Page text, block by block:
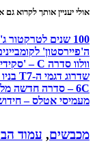
אולי יעניין אותך לקרוא
100 שנים לטרקטור ג'ון דיר
ה'פיירסטון'
וולוו סדרה C – 'סקידים' חדשים
שדרוג דגמי ה-T7 בניו הולנד
6C – סדרה חדשה מלנדיני
מעמיסי אטלס – חידושים
מכבשים, עמוד